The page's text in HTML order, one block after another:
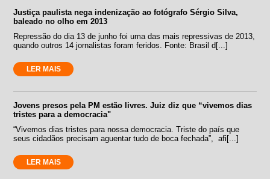
Justiça paulista nega indenização ao fotógrafo Sérgio Silva,
baleado no olho em 2013
Repressão do dia 13 de junho foi uma das mais repressivas de 2013,
quando outros 14 jornalistas foram feridos. Fonte: Brasil d[...]
LER MAIS
Jovens presos pela PM estão livres. Juiz diz que “vivemos dias
tristes para a democracia"
“Vivemos dias tristes para nossa democracia. Triste do país que
seus cidadãos precisam aguentar tudo de boca fechada”, afi[...]
LER MAIS